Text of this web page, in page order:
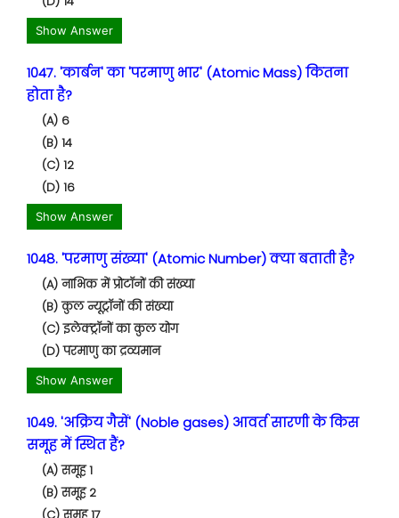
Show Answer
1047. 'कार्बन' का 'परमाणु भार' (Atomic Mass) कितना
होता है?
(A) 6
(B) 14
(C) 12
(D) 16
Show Answer
1048. 'परमाणु संख्या' (Atomic Number) क्या बताती है?
(A) नाभिक में प्रोटॉनों की संख्या
(B) कुल न्यूट्रॉनों की संख्या
(C) इलेक्ट्रॉनों का कुल योग
(D) परमाणु का द्रव्यमान
Show Answer
1049. 'अक्रिय गैसें' (Noble gases) आवर्त सारणी के किस
समूह में स्थित हैं?
(A) समूह 1
(B) समूह 2